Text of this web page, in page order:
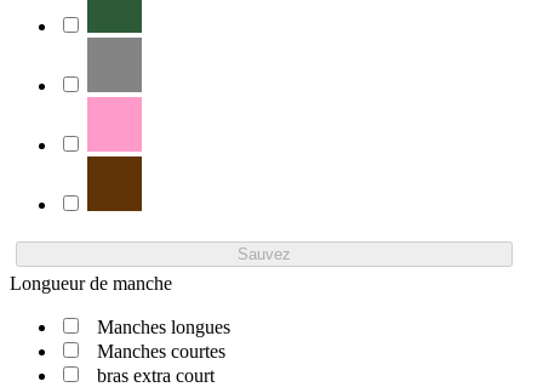
Sauvez
Longueur de manche
Manches longues
Manches courtes
bras extra court